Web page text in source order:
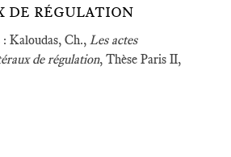
DE RÉGULATION
Kaloudas, Ch., Les actes
de régulation, Thèse Paris II,